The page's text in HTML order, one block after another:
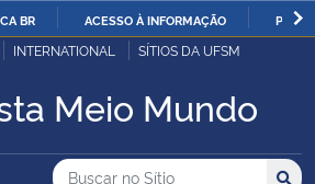
IR
O
BR ACESSO À INFORMAÇÃO
Pública
INTERNATIONAL SÍTIOS DA UFSM
Meio Mundo
do Sítio
Busca
Buscar no no Sítio
Busca: